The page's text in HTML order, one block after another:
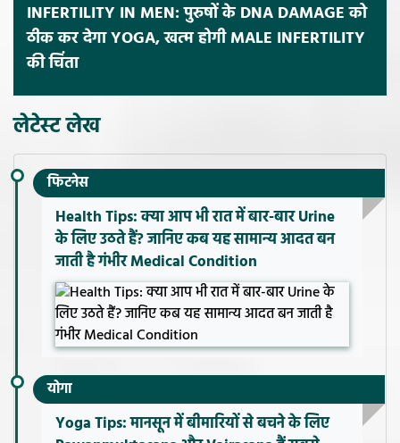
INFERTILITY IN MEN: पुरुषों के DNA DAMAGE को
ठीक कर देगा YOGA, खत्म होगी MALE INFERTILITY
की चिंता
लेटेस्ट लेख
फिटनेस
Health Tips: क्या आप भी रात में बार-बार Urine
के लिए उठते हैं? जानिए कब यह सामान्य आदत बन
जाती है गंभीर Medical Condition
योगा
Yoga Tips: मानसून में बीमारियों से बचने के लिए